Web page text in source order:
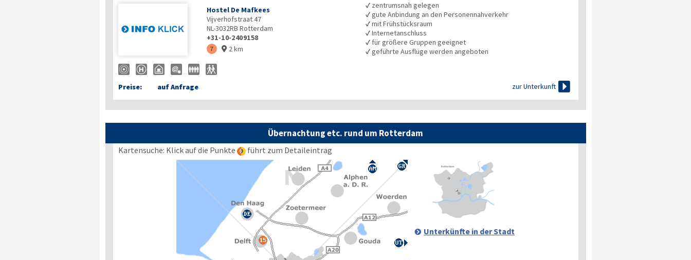
Hostel De Mafkees
Vijverhofstraat 47
NL-3032RB Rotterdam
+31-10-2409158
7  2 km
Preise: auf Anfrage
✓ zentrumsnah gelegen
✓gute Anbindung an den Personennahverkehr
✓mit Frühstücksraum
✓Internetanschluss
✓ für größere Gruppen geeignet
✓geführte Ausflüge werden angeboten
zur Unterkunft 
Übernachtung etc. rund um Rotterdam
Kartensuche: Klick auf die Punkte führt zum Detaileintrag
Unterkünfte in der Stadt